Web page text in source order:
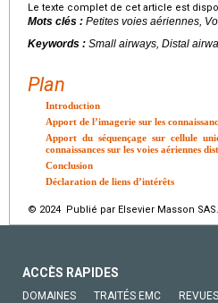
Le texte complet de cet article est
Mots clés : Petites voies aériennes,
Keywords : Small airways, Distal
Plan
Introduction
Apport de l’imagerie sur les
Apport du séquençage sur cellule
connaissances sur les voies aériennes
Conclusion
Déclaration de liens d’intérêts
© 2024 Publié par Elsevier Masson SAS.
ACCÈS RAPIDES
DOMAINES TRAITÉS EMC REVUES